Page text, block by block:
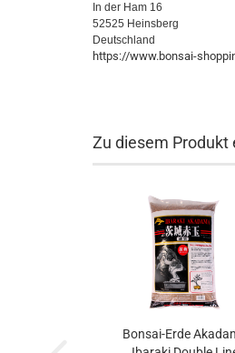
In der Ham 16
52525 Heinsberg
Deutschland
https://www.bonsai-
Zu diesem Produkt
Bonsai-Erde